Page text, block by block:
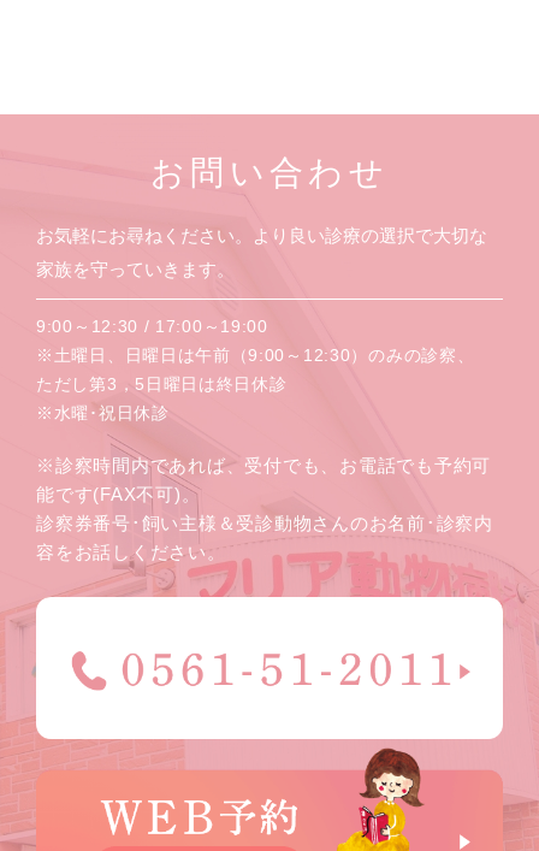
お問い合わせ
お気軽にお尋ねください。より良い診療の選択で大切な
家族を守っていきます。
9:00～12:30 / 17:00～19:00
※土曜日、日曜日は午前（9:00～12:30）のみの診察、
ただし第3，5日曜日は終日休診
※水曜･祝日休診
※診察時間内であれば、受付でも、お電話でも予約可
能です(FAX不可)。
診察券番号･飼い主様＆受診動物さんのお名前･診察内
容をお話しください。